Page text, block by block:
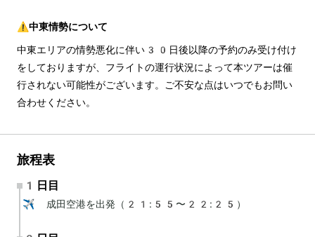
⚠️中東情勢について
中東エリアの情勢悪化に伴い30日後以降の予約のみ受け付け
をしておりますが、フライトの運行状況によって本ツアーは催
行されない可能性がございます。ご不安な点はいつでもお問い
合わせください。
旅程表
1日目
✈️ 成田空港を出発（21:55〜22:25）